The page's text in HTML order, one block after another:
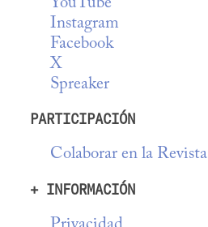
Instagram
Facebook
X
Spreaker
PARTICIPACIÓN
Colaborar en la Revista
+ INFORMACIÓN